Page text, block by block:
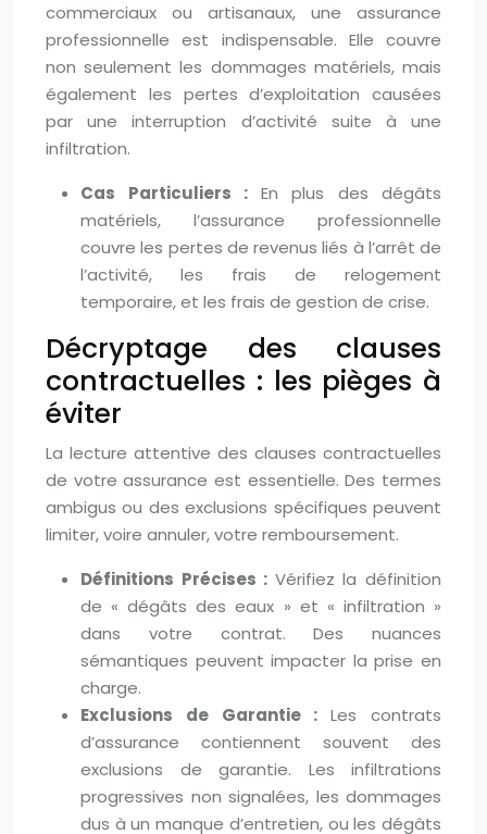
commerciaux ou artisanaux, une assurance
professionnelle est indispensable. Elle couvre
non seulement les dommages matériels, mais
également les pertes d’exploitation causées
par une interruption d’activité suite à une
infiltration.
Cas Particuliers : En plus des dégâts
matériels, l’assurance professionnelle
couvre les pertes de revenus liés à l’arrêt de
l’activité, les frais de relogement
temporaire, et les frais de gestion de crise.
Décryptage des clauses
contractuelles : les pièges à
éviter
La lecture attentive des clauses contractuelles
de votre assurance est essentielle. Des termes
ambigus ou des exclusions spécifiques peuvent
limiter, voire annuler, votre remboursement.
Définitions Précises : Vérifiez la définition
de « dégâts des eaux » et « infiltration »
dans votre contrat. Des nuances
sémantiques peuvent impacter la prise en
charge.
Exclusions de Garantie :Les contrats
d’assurance contiennent souvent des
exclusions de garantie. Les infiltrations
progressives non signalées, les dommages
dus à un manque d’entretien, ou les dégâts